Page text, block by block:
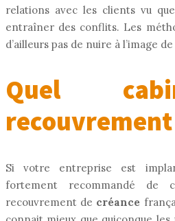
relations avec les clients vu
entraîner des conflits. Les
d’ailleurs pas de nuire à l’image
Quel
Si votre entreprise est
fortement recommandé de
recouvrement de créance